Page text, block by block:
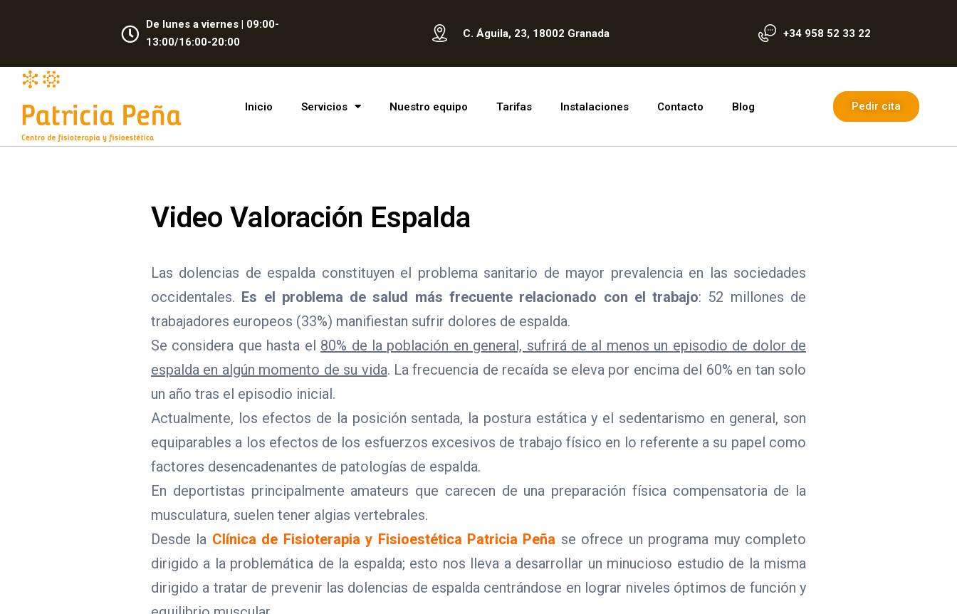
De lunes a viernes | 09:00-
13:00/16:00-20:00
C. Águila, 23, 18002 Granada +34 958 52 33 22
Inicio Servicios Nuestro equipo Tarifas Instalaciones Contacto Blog Pedir cita
Video Valoración Espalda
Las dolencias de espalda constituyen el problema sanitario de mayor prevalencia en las sociedades
occidentales. Es el problema de salud más frecuente relacionado con el trabajo: 52 millones de
trabajadores europeos (33%) manifiestan sufrir dolores de espalda.
Se considera que hasta el 80% de la población en general, sufrirá de al menos un episodio de dolor de
espalda en algún momento de su vida. La frecuencia de recaída se eleva por encima del 60% en tan solo
un año tras el episodio inicial.
Actualmente, los efectos de la posición sentada, la postura estática y el sedentarismo en general, son
equiparables a los efectos de los esfuerzos excesivos de trabajo físico en lo referente a su papel como
factores desencadenantes de patologías de espalda.
En deportistas principalmente amateurs que carecen de una preparación física compensatoria de la
musculatura, suelen tener algias vertebrales.
Desde la Clínica de Fisioterapia y Fisioestética Patricia Peña se ofrece un programa muy completo
dirigido a la problemática de la espalda; esto nos lleva a desarrollar un minucioso estudio de la misma
dirigido a tratar de prevenir las dolencias de espalda centrándose en lograr niveles óptimos de función y